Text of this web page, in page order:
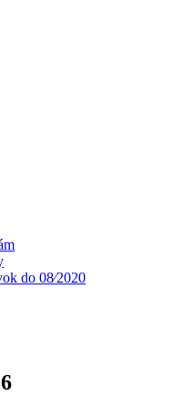
do 08⁄2020